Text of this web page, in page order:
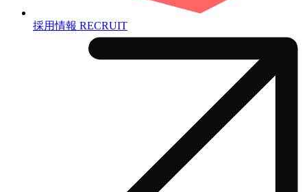
採用情報 RECRUIT